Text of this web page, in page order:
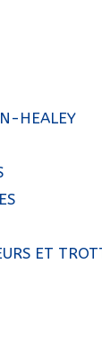
HEALEY
ET